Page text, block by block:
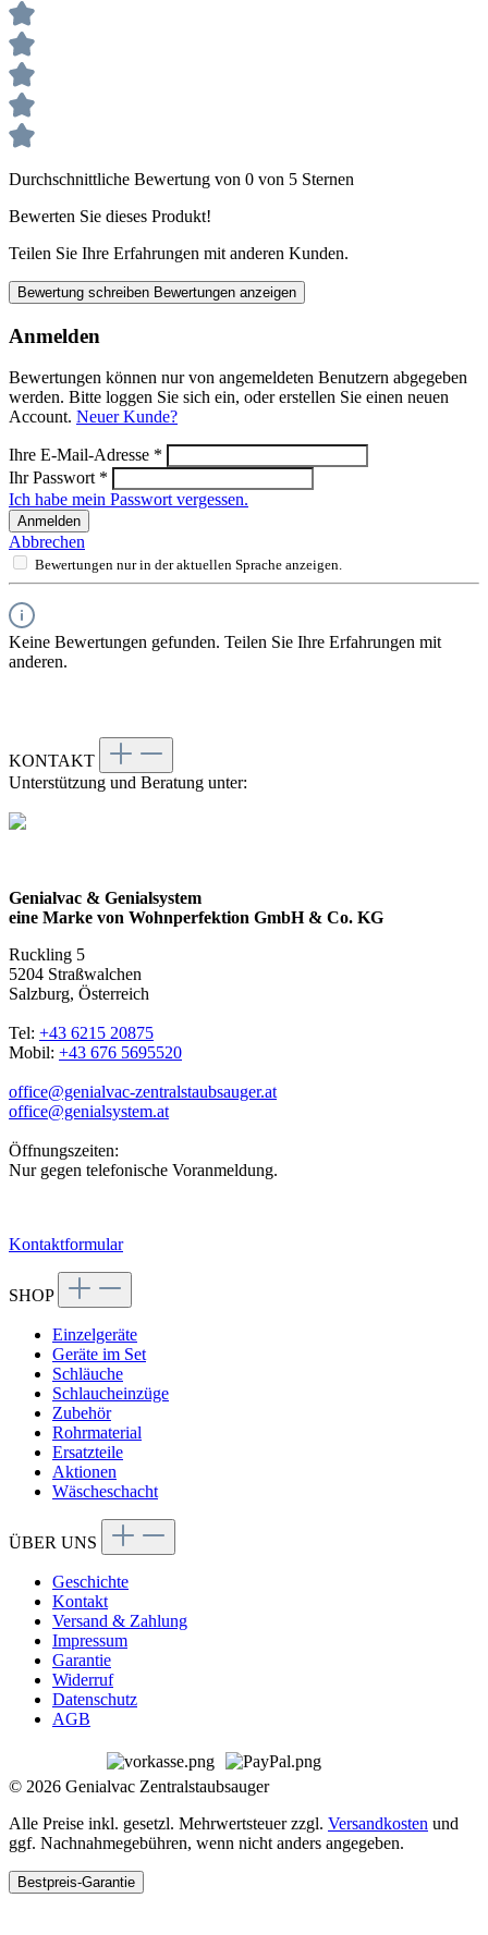
Durchschnittliche Bewertung von 0 von 5 Sternen
Bewerten Sie dieses Produkt!
Teilen Sie Ihre Erfahrungen mit anderen Kunden.
Bewertung schreiben Bewertungen anzeigen
Anmelden
Bewertungen können nur von angemeldeten Benutzern abgegeben
werden. Bitte loggen Sie sich ein, oder erstellen Sie einen neuen
Account. Neuer Kunde?
Ihre E-Mail-Adresse *
Ihr Passwort *
Ich habe mein Passwort vergessen.
Anmelden
Abbrechen
Bewertungen nur in der aktuellen Sprache anzeigen.
Keine Bewertungen gefunden. Teilen Sie Ihre Erfahrungen mit
anderen.
KONTAKT
Unterstützung und Beratung unter:
Genialvac & Genialsystem
eine Marke von Wohnperfektion GmbH & Co. KG
Ruckling 5
5204 Straßwalchen
Salzburg, Österreich
Tel: +43 6215 20875
Mobil: +43 676 5695520
office@genialvac-zentralstaubsauger.at
office@genialsystem.at
Öffnungszeiten:
Nur gegen telefonische Voranmeldung.
Kontaktformular
SHOP
Einzelgeräte
Geräte im Set
Schläuche
Schlaucheinzüge
Zubehör
Rohrmaterial
Ersatzteile
Aktionen
Wäscheschacht
ÜBER UNS
Geschichte
Kontakt
Versand & Zahlung
Impressum
Garantie
Widerruf
Datenschutz
AGB
© 2026 Genialvac Zentralstaubsauger
Alle Preise inkl. gesetzl. Mehrwertsteuer zzgl. Versandkosten und
ggf. Nachnahmegebühren, wenn nicht anders angegeben.
Bestpreis-Garantie